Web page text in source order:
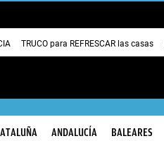
TRUCO para REFRESCAR las casas
ANDALUCÍA BALEARES